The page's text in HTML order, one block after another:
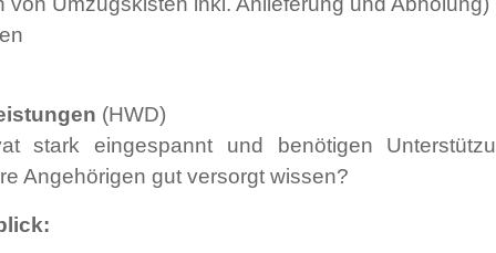
(HWD)
stark eingespannt und benötigen
Angehörigen gut versorgt wissen?